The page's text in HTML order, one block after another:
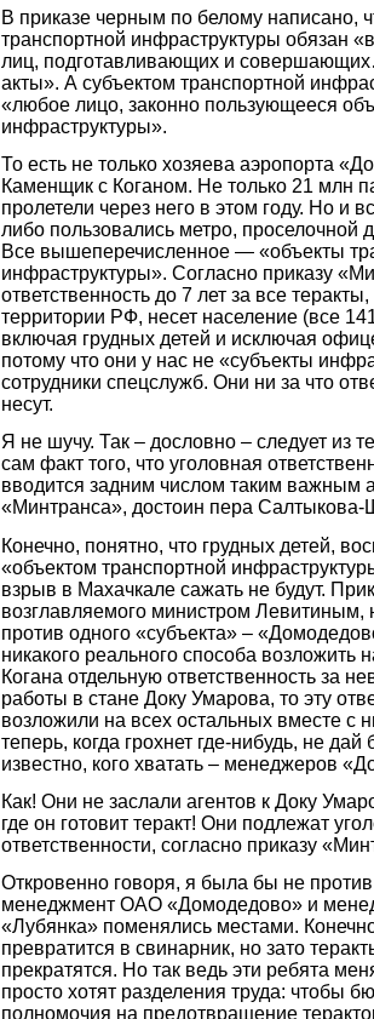
В приказе черным по белому написано,
транспортной инфраструктуры обязан
лиц, подготавливающих и
акты». А субъектом транспортной
«любое лицо, законно пользующееся
инфраструктуры».
То есть не только хозяева аэропорта
Каменщик с Коганом. Не только 21 млн
пролетели через него в этом году. Но и
либо пользовались метро, проселочной
Все вышеперечисленное — «объекты
инфраструктуры». Согласно приказу
ответственность до 7 лет за все
территории РФ, несет население (все
включая грудных детей и исключая
потому что они у нас не «субъекты
сотрудники спецслужб. Они ни за что
несут.
Я не шучу. Так – дословно – следует из
сам факт того, что уголовная
вводится задним числом таким важным
«Минтранса», достоин пера
Конечно, понятно, что грудных детей,
«объектом транспортной
взрыв в Махачкале сажать не будут.
возглавляемого министром Левитиным,
против одного «субъекта» –
никакого реального способа возложить
Когана отдельную ответственность за
работы в стане Доку Умарова, то эту
возложили на всех остальных вместе с
теперь, когда грохнет где-нибудь, не
известно, кого хватать – менеджеров
Как! Они не заслали агентов к Доку
где он готовит теракт! Они подлежат
ответственности, согласно приказу
Откровенно говоря, я была бы не
менеджмент ОАО «Домодедово» и
«Лубянка» поменялись местами.
превратится в свинарник, но зато
прекратятся. Но так ведь эти ребята
просто хотят разделения труда: чтобы
полномочия на предотвращение